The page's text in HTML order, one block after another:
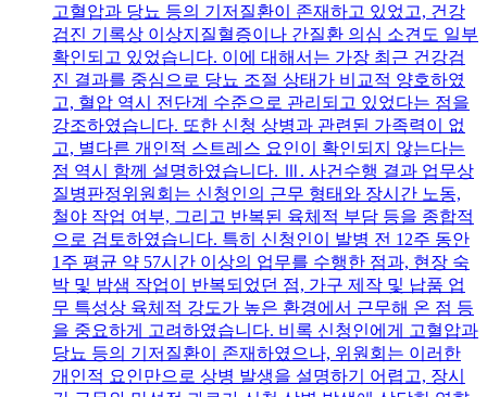
고혈압과 당뇨 등의 기저질환이 존재하고 있었고, 건강
검진 기록상 이상지질혈증이나 간질환 의심 소견도 일부
확인되고 있었습니다. 이에 대해서는 가장 최근 건강검
진 결과를 중심으로 당뇨 조절 상태가 비교적 양호하였
고, 혈압 역시 전단계 수준으로 관리되고 있었다는 점을
강조하였습니다. 또한 신청 상병과 관련된 가족력이 없
고, 별다른 개인적 스트레스 요인이 확인되지 않는다는
점 역시 함께 설명하였습니다. Ⅲ. 사건수행 결과 업무상
질병판정위원회는 신청인의 근무 형태와 장시간 노동,
철야 작업 여부, 그리고 반복된 육체적 부담 등을 종합적
으로 검토하였습니다. 특히 신청인이 발병 전 12주 동안
1주 평균 약 57시간 이상의 업무를 수행한 점과, 현장 숙
박 및 밤샘 작업이 반복되었던 점, 가구 제작 및 납품 업
무 특성상 육체적 강도가 높은 환경에서 근무해 온 점 등
을 중요하게 고려하였습니다. 비록 신청인에게 고혈압과
당뇨 등의 기저질환이 존재하였으나, 위원회는 이러한
개인적 요인만으로 상병 발생을 설명하기 어렵고, 장시